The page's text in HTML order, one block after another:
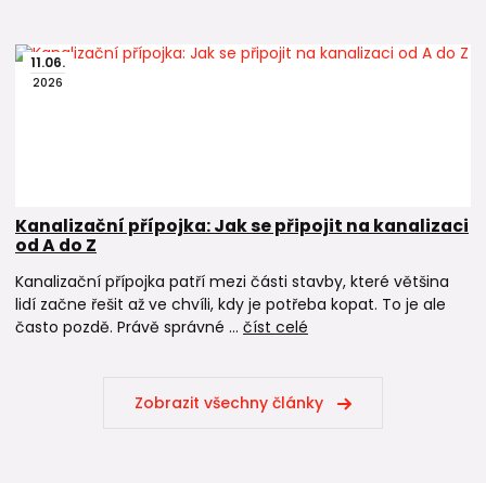
11.06.
2026
Kanalizační přípojka: Jak se připojit na kanalizaci
od A do Z
Kanalizační přípojka patří mezi části stavby, které většina
lidí začne řešit až ve chvíli, kdy je potřeba kopat. To je ale
často pozdě. Právě správné ... číst celé
Zobrazit všechny články